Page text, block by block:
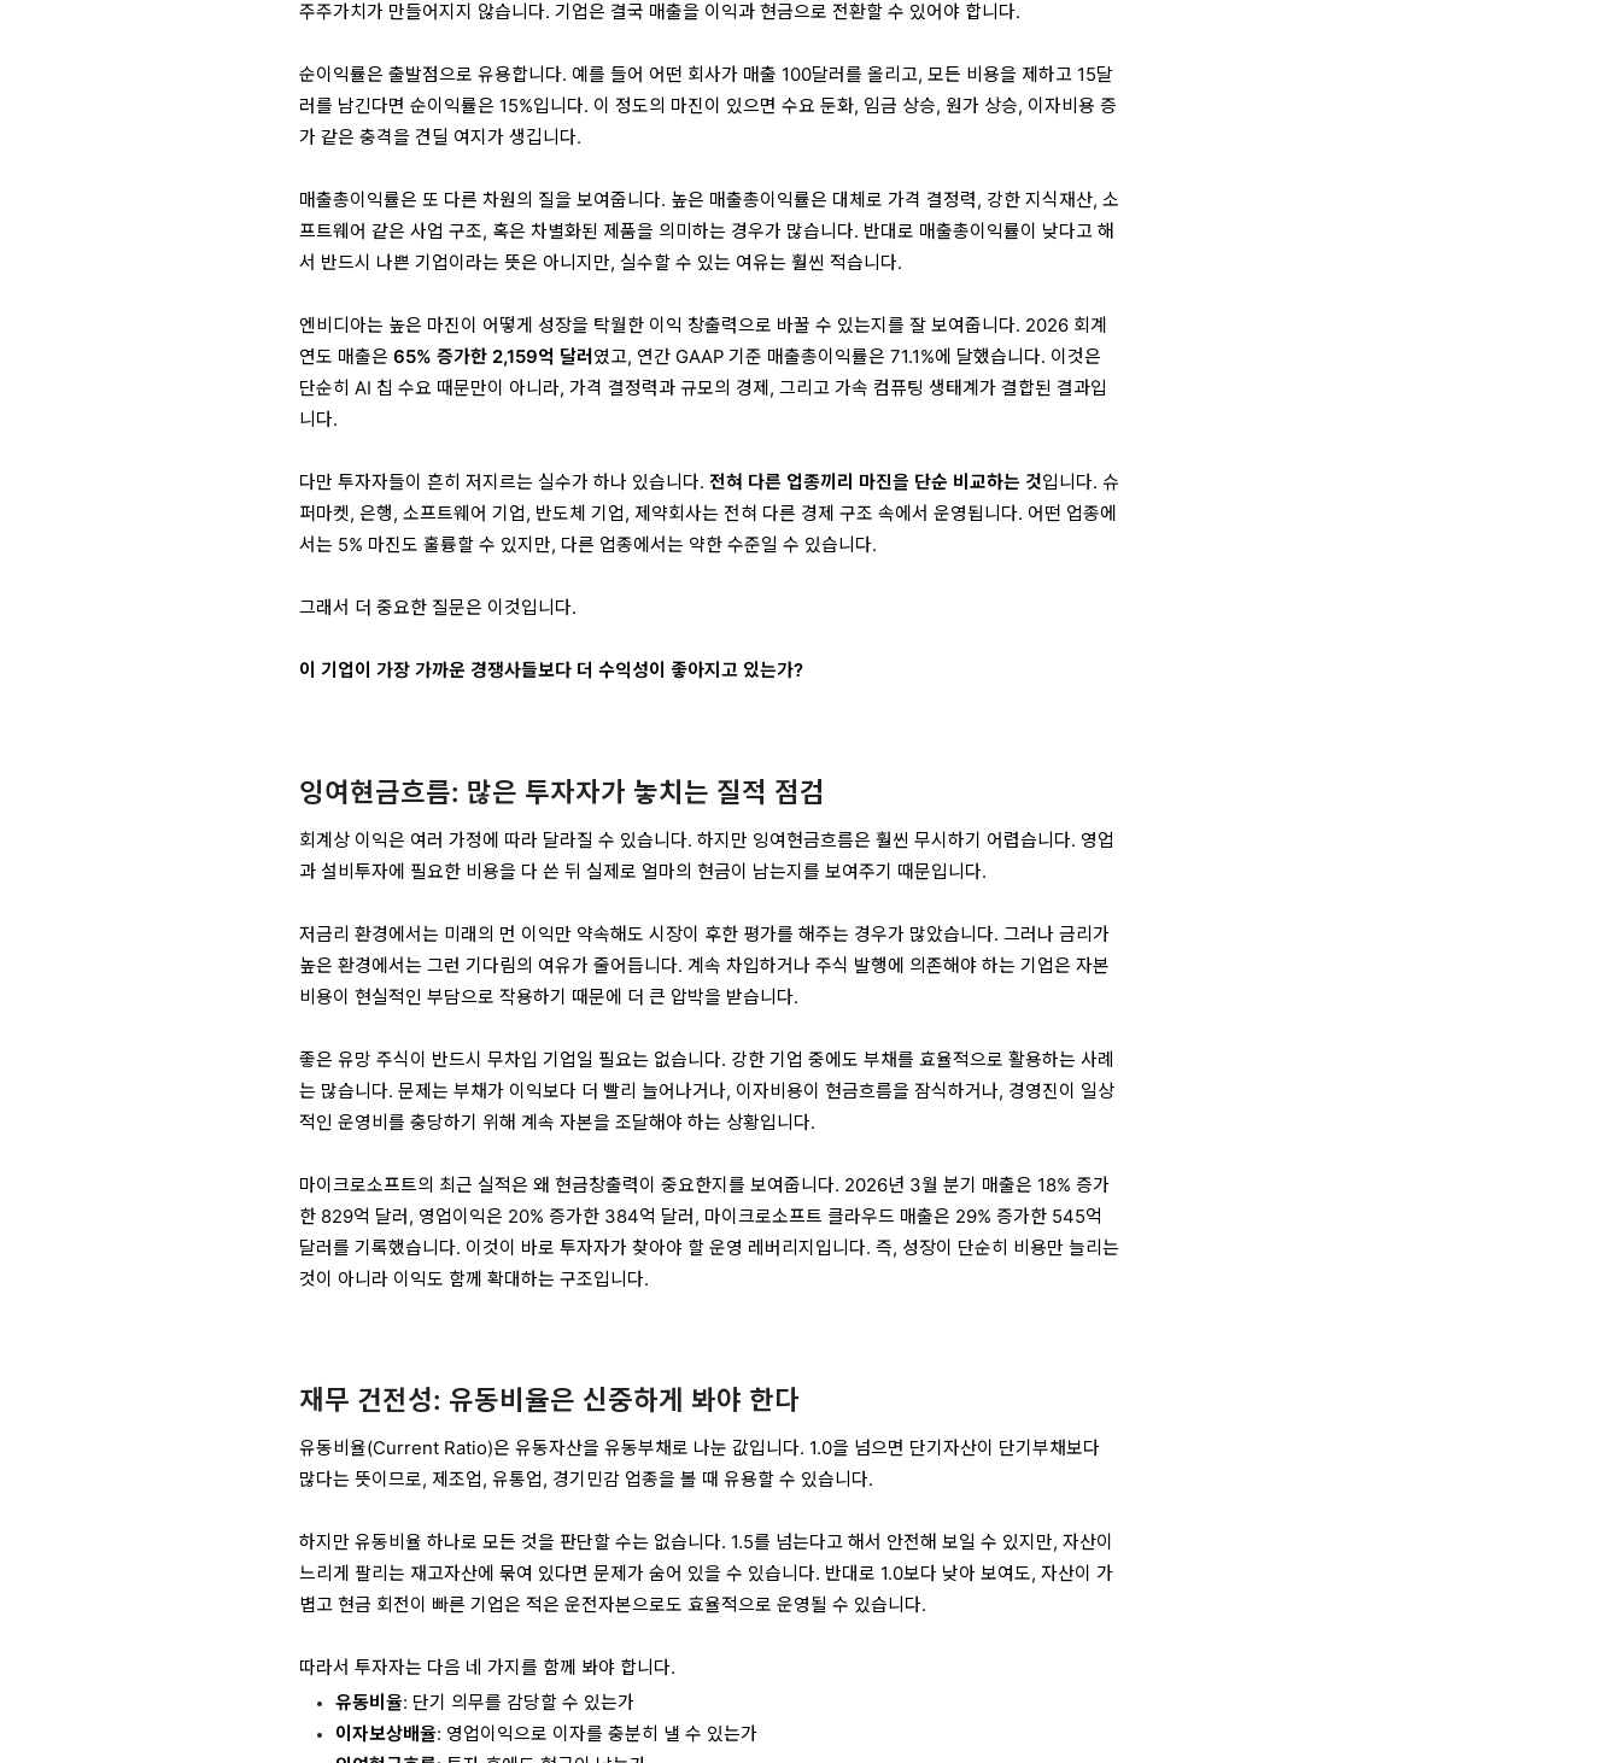
주주가치가 만들어지지 않습니다. 기업은 결국 매출을 이익과 현금으로 전환할 수 있어야 합니다.
순이익률은 출발점으로 유용합니다. 예를 들어 어떤 회사가 매출 100달러를 올리고, 모든 비용을 제하고 15달
러를 남긴다면 순이익률은 15%입니다. 이 정도의 마진이 있으면 수요 둔화, 임금 상승, 원가 상승, 이자비용 증
가 같은 충격을 견딜 여지가 생깁니다.
매출총이익률은 또 다른 차원의 질을 보여줍니다. 높은 매출총이익률은 대체로 가격 결정력, 강한 지식재산, 소
프트웨어 같은 사업 구조, 혹은 차별화된 제품을 의미하는 경우가 많습니다. 반대로 매출총이익률이 낮다고 해
서 반드시 나쁜 기업이라는 뜻은 아니지만, 실수할 수 있는 여유는 훨씬 적습니다.
엔비디아는 높은 마진이 어떻게 성장을 탁월한 이익 창출력으로 바꿀 수 있는지를 잘 보여줍니다. 2026 회계
연도 매출은65% 증가한 2,159억 달러 였고, 연간 GAAP 기준 매출총이익률은 71.1%에 달했습니다. 이것은
단순히 AI 칩 수요 때문만이 아니라, 가격 결정력과 규모의 경제, 그리고 가속 컴퓨팅 생태계가 결합된 결과입
니다.
다만 투자자들이 흔히 저지르는 실수가 하나 있습니다.전혀 다른 업종끼리 마진을 단순 비교하는 것입니다. 슈
퍼마켓, 은행, 소프트웨어 기업, 반도체 기업, 제약회사는 전혀 다른 경제 구조 속에서 운영됩니다. 어떤 업종에
서는 5% 마진도 훌륭할 수 있지만, 다른 업종에서는 약한 수준일 수 있습니다.
그래서 더 중요한 질문은 이것입니다.
이 기업이 가장 가까운 경쟁사들보다 더 수익성이 좋아지고 있는가?
잉여현금흐름: 많은 투자자가 놓치는 질적 점검
회계상 이익은 여러 가정에 따라 달라질 수 있습니다. 하지만 잉여현금흐름은 훨씬 무시하기 어렵습니다. 영업
과 설비투자에 필요한 비용을 다 쓴 뒤 실제로 얼마의 현금이 남는지를 보여주기 때문입니다.
저금리 환경에서는 미래의 먼 이익만 약속해도 시장이 후한 평가를 해주는 경우가 많았습니다. 그러나 금리가
높은 환경에서는 그런 기다림의 여유가 줄어듭니다. 계속 차입하거나 주식 발행에 의존해야 하는 기업은 자본
비용이 현실적인 부담으로 작용하기 때문에 더 큰 압박을 받습니다.
좋은 유망 주식이 반드시 무차입 기업일 필요는 없습니다. 강한 기업 중에도 부채를 효율적으로 활용하는 사례
는 많습니다. 문제는 부채가 이익보다 더 빨리 늘어나거나, 이자비용이 현금흐름을 잠식하거나, 경영진이 일상
적인 운영비를 충당하기 위해 계속 자본을 조달해야 하는 상황입니다.
마이크로소프트의 최근 실적은 왜 현금창출력이 중요한지를 보여줍니다. 2026년 3월 분기 매출은 18% 증가
한 829억 달러, 영업이익은 20% 증가한 384억 달러, 마이크로소프트 클라우드 매출은 29% 증가한 545억
달러를 기록했습니다. 이것이 바로 투자자가 찾아야 할 운영 레버리지입니다. 즉, 성장이 단순히 비용만 늘리는
것이 아니라 이익도 함께 확대하는 구조입니다.
재무 건전성: 유동비율은 신중하게 봐야 한다
유동비율(Current Ratio)은 유동자산을 유동부채로 나눈 값입니다. 1.0을 넘으면 단기자산이 단기부채보다
많다는 뜻이므로, 제조업, 유통업, 경기민감 업종을 볼 때 유용할 수 있습니다.
하지만 유동비율 하나로 모든 것을 판단할 수는 없습니다. 1.5를 넘는다고 해서 안전해 보일 수 있지만, 자산이
느리게 팔리는 재고자산에 묶여 있다면 문제가 숨어 있을 수 있습니다. 반대로 1.0보다 낮아 보여도, 자산이 가
볍고 현금 회전이 빠른 기업은 적은 운전자본으로도 효율적으로 운영될 수 있습니다.
따라서 투자자는 다음 네 가지를 함께 봐야 합니다.
유동비율: 단기 의무를 감당할 수 있는가
이자보상배율: 영업이익으로 이자를 충분히 낼 수 있는가